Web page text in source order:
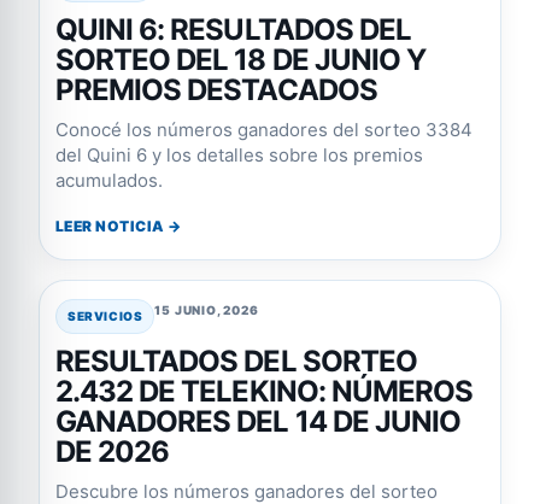
QUINI 6: RESULTADOS DEL
SORTEO DEL 18 DE JUNIO Y
PREMIOS DESTACADOS
Conocé los números ganadores del sorteo 3384
del Quini 6 y los detalles sobre los premios
acumulados.
LEER NOTICIA →
SERVICIOS 15 JUNIO, 2026
RESULTADOS DEL SORTEO
2.432 DE TELEKINO: NÚMEROS
GANADORES DEL 14 DE JUNIO
DE 2026
Descubre los números ganadores del sorteo